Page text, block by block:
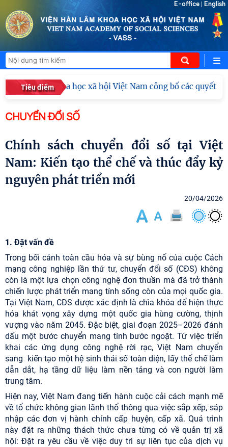
E-office English
Tiêu điểm
Hàn lâm Khoa học xã hội Việt Nam công bố các quyết định
CHUYỂN ĐỔI SỐ
Chính sách chuyển đổi số tại Việt
Nam: Kiến tạo thể chế và thúc đẩy kỷ
nguyên phát triển mới
20/04/2026
1. Đặt vấn đề
Trong bối cảnh toàn cầu hóa và sự bùng nổ của cuộc Cách
mạng công nghiệp lần thứ tư, chuyển đổi số (CĐS) không
còn là một lựa chọn công nghệ đơn thuần mà đã trở thành
chiến lược phát triển mang tính sống còn của mọi quốc gia.
Tại Việt Nam, CĐS được xác định là chìa khóa để hiện thực
hóa khát vọng xây dựng một quốc gia hùng cường, thịnh
vượng vào năm 2045. Đặc biệt, giai đoạn 2025–2026 đánh
dấu một bước chuyển mang tính bước ngoặt. Từ việc triển
khai các ứng dụng công nghệ rời rạc, Việt Nam chuyển
sang kiến tạo một hệ sinh thái số toàn diện, lấy thể chế làm
dẫn dắt, hạ tầng dữ liệu làm nền tảng và con người làm
trung tâm.
Hiện nay, Việt Nam đang tiến hành cuộc cải cách mạnh mẽ
về tổ chức không gian lãnh thổ thông qua việc sắp xếp, sáp
nhập các đơn vị hành chính cấp huyện, cấp xã. Quá trình
này đặt ra những thách thức chưa từng có về quản trị xã
hội: Đặt ra yêu cầu về việc duy trì sự liên tục của dịch vụ